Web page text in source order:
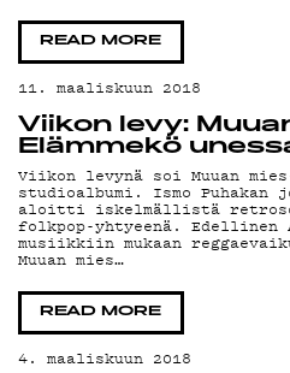
READ MORE
11. maaliskuun 2018
Viikon levy:
Elämmekö
Viikon levynä soi Muuan
studioalbumi. Ismo Puhakan
aloitti iskelmällistä
folkpop-yhtyeenä.
musiikkiin mukaan
Muuan mies…
READ MORE
4. maaliskuun 2018